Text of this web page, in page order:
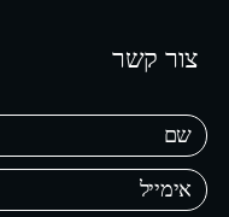
צור קשר